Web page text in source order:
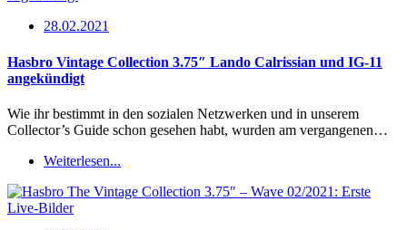
28.02.2021
Hasbro Vintage Collection 3.75″ Lando Calrissian und IG-11
angekündigt
Wie ihr bestimmt in den sozialen Netzwerken und in unserem
Collector’s Guide schon gesehen habt, wurden am vergangenen…
Weiterlesen...